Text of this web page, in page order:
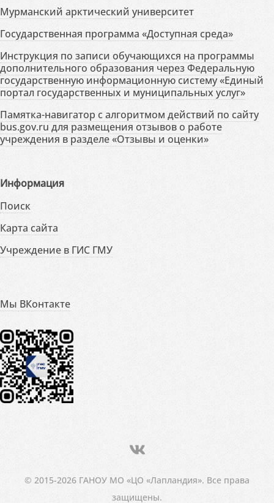
Мурманский арктический университет
Государственная программа «Доступная среда»
Инструкция по записи обучающихся на программы
дополнительного образования через Федеральную
государственную информационную систему «Единый
портал государственных и муниципальных услуг»
Памятка-навигатор с алгоритмом действий по сайту
bus.gov.ru для размещения отзывов о работе
учреждения в разделе «Отзывы и оценки»
Информация
Поиск
Карта сайта
Учреждение в ГИС ГМУ
Мы ВКонтакте
© 2015-2026 ГАНОУ МО «ЦО «Лапландия». Все права
защищены.